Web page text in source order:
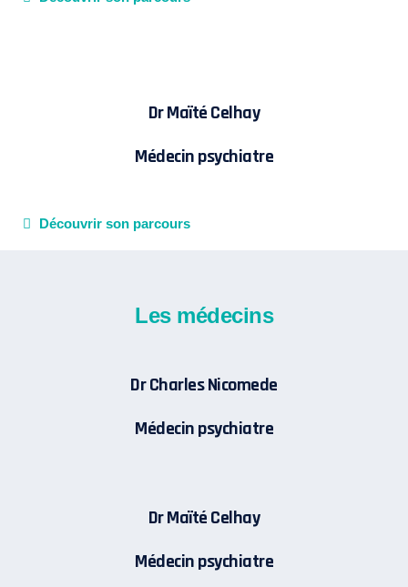
Dr Maïté Celhay
Médecin psychiatre
Découvrir son parcours
Les médecins
Dr Charles Nicomede
Médecin psychiatre
Dr Maïté Celhay
Médecin psychiatre